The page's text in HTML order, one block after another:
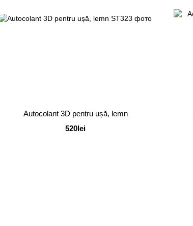
Autocolant 3D pentru ușă, lemn
520lei